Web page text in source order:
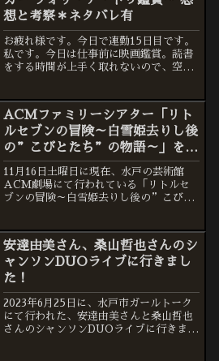
想と考察＊ネタバレ有
お疲れ様です。今日で連勤15日目です。
私です。今日は仕事前に映画鑑賞。読書
をする時間が上手く取れないので、空い
カー フォリ・ア・ドゥ」2019年に公開さ
れた「ジョーカー...
ACMファミリーシアター「リト
ルセブンの冒険～白雪姫去りし後
の”こびとたち”の物語～」を見
てきました！
11月16日土曜日に現在、水戸の芸術館
ACM劇場にて行われている「リトルセ
ブンの冒険～白雪姫去りし後の”こびと
の子どもの割合が多かったです。家族で
見ることのできる演劇に...
安達由美さん、桑山哲也さんのシ
ャンソンDUOライブに行きまし
た！
2023年6月25日に、水戸市ガールトーク
にて行われた、安達由美さんと桑山哲也
さんのシャンソンDUOライブに行きまし